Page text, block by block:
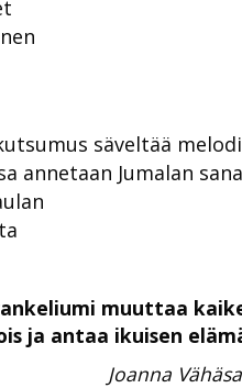
säveltää
annetaan Jumalan
muuttaa
ja antaa ikuisen
Joanna